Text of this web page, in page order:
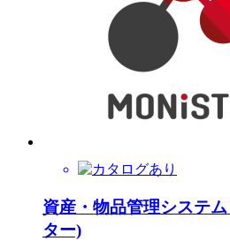
資産・物品管理システ
ター)